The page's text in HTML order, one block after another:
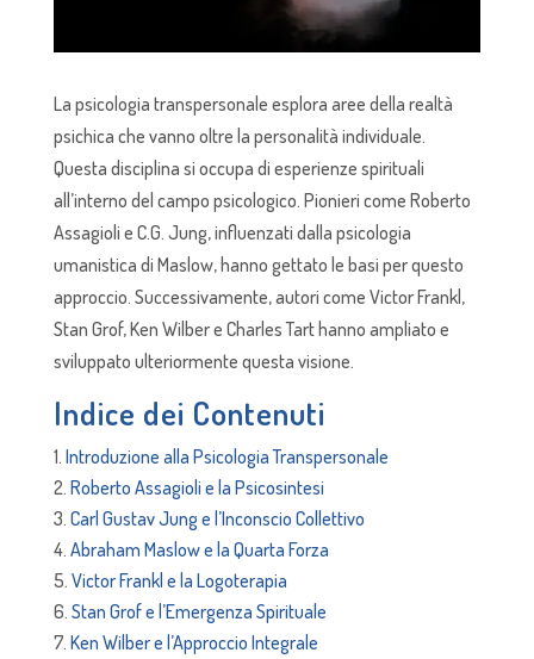
La psicologia transpersonale esplora aree della realtà
psichica che vanno oltre la personalità individuale.
Questa disciplina si occupa di esperienze spirituali
all’interno del campo psicologico. Pionieri come Roberto
Assagioli e C.G. Jung, influenzati dalla psicologia
umanistica di Maslow, hanno gettato le basi per questo
approccio. Successivamente, autori come Victor Frankl,
Stan Grof, Ken Wilber e Charles Tart hanno ampliato e
sviluppato ulteriormente questa visione.
Indice dei Contenuti
Introduzione alla Psicologia Transpersonale
Roberto Assagioli e la Psicosintesi
Carl Gustav Jung e l’Inconscio Collettivo
Abraham Maslow e la Quarta Forza
Victor Frankl e la Logoterapia
Stan Grof e l’Emergenza Spirituale
Ken Wilber e l’Approccio Integrale